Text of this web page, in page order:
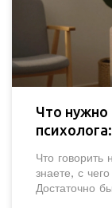
Что нужно
Что говорить
знаете, с
Достаточно